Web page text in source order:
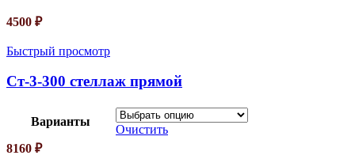
4500 ₽
Быстрый просмотр
Ст-3-300 стеллаж прямой
Варианты
Очистить
8160 ₽